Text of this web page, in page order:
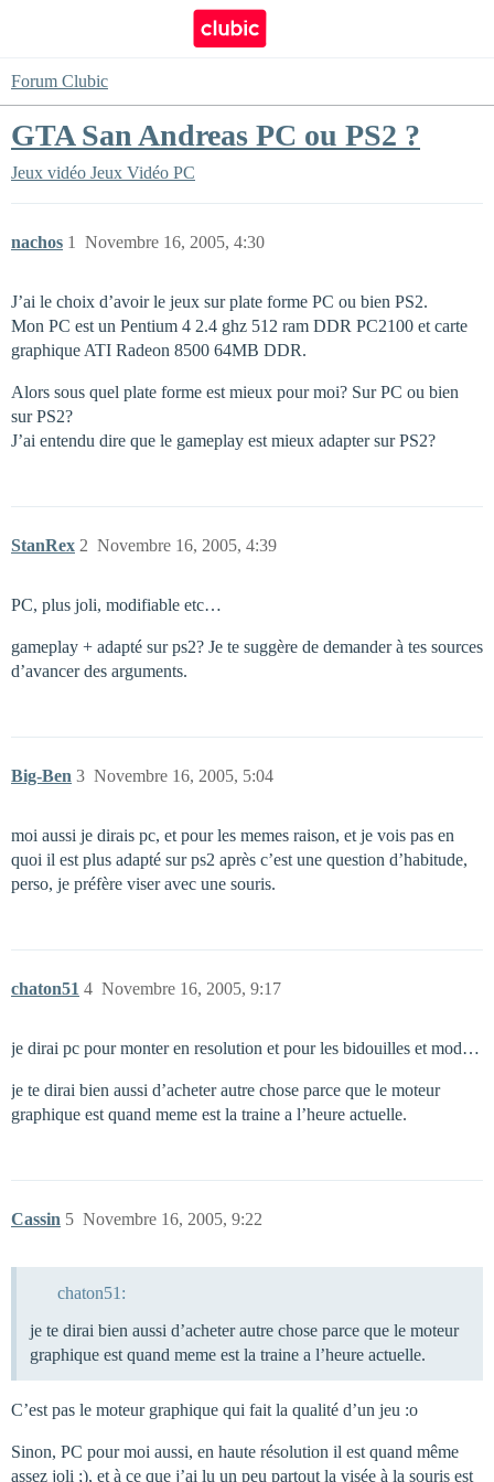
Forum Clubic
GTA San Andreas PC ou PS2 ?
Jeux vidéo Jeux Vidéo PC
nachos Novembre 16, 2005, 4:30
1
J’ai le choix d’avoir le jeux sur plate forme PC ou bien PS2.
Mon PC est un Pentium 4 2.4 ghz 512 ram DDR PC2100 et carte
graphique ATI Radeon 8500 64MB DDR.
Alors sous quel plate forme est mieux pour moi? Sur PC ou bien
sur PS2?
J’ai entendu dire que le gameplay est mieux adapter sur PS2?
StanRex Novembre 16, 2005, 4:39
2
PC, plus joli, modifiable etc…
gameplay + adapté sur ps2? Je te suggère de demander à tes sources
d’avancer des arguments.
Big-Ben Novembre 16, 2005, 5:04
3
moi aussi je dirais pc, et pour les memes raison, et je vois pas en
quoi il est plus adapté sur ps2 après c’est une question d’habitude,
perso, je préfère viser avec une souris.
chaton51 Novembre 16, 2005, 9:17
4
je dirai pc pour monter en resolution et pour les bidouilles et mod…
je te dirai bien aussi d’acheter autre chose parce que le moteur
graphique est quand meme est la traine a l’heure actuelle.
Cassin Novembre 16, 2005, 9:22
5
chaton51:
je te dirai bien aussi d’acheter autre chose parce que le moteur
graphique est quand meme est la traine a l’heure actuelle.
C’est pas le moteur graphique qui fait la qualité d’un jeu :o
Sinon, PC pour moi aussi, en haute résolution il est quand même
assez joli ;), et à ce que j’ai lu un peu partout la visée à la souris est